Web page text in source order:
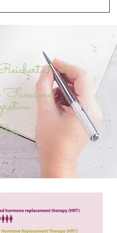
Leite